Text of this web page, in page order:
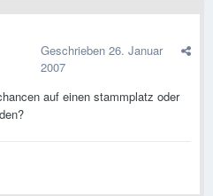
Geschrieben 26. Januar
2007
auf einen stammplatz oder